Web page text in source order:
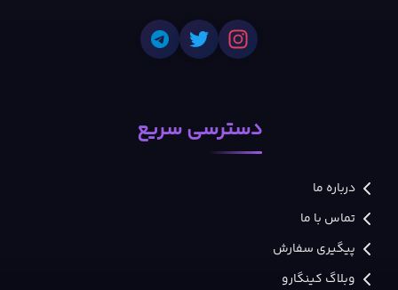
دسترسی سریع
درباره ما
تماس با ما
پیگیری سفارش
وبلاگ کینگارو